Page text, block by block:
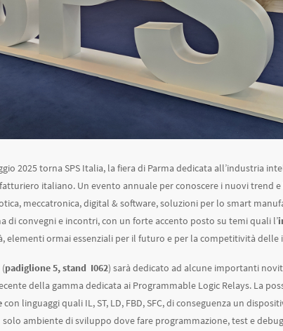
2025 torna SPS Italia, la fiera di Parma dedicata all’industria
italiano. Un evento annuale per conoscere i nuovi trend
meccatronica, digital & software, soluzioni per lo smart
di convegni e incontri, con un forte accento posto su temi quali l’
elementi ormai essenziali per il futuro e per la competitività delle
(padiglione 5, stand I062) sarà dedicato ad alcune importanti
della gamma dedicata ai Programmable Logic Relays. La
con linguaggi quali IL, ST, LD, FBD, SFC, di conseguenza un
solo ambiente di sviluppo dove fare programmazione, test e